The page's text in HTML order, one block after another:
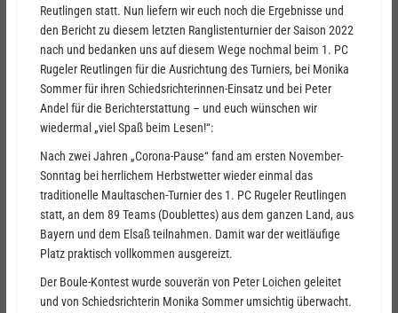
Reutlingen statt. Nun liefern wir euch noch die Ergebnisse und
den Bericht zu diesem letzten Ranglistenturnier der Saison 2022
nach und bedanken uns auf diesem Wege nochmal beim 1. PC
Rugeler Reutlingen für die Ausrichtung des Turniers, bei Monika
Sommer für ihren Schiedsrichterinnen-Einsatz und bei Peter
Andel für die Berichterstattung – und euch wünschen wir
wiedermal „viel Spaß beim Lesen!“:
Nach zwei Jahren „Corona-Pause“ fand am ersten November-
Sonntag bei herrlichem Herbstwetter wieder einmal das
traditionelle Maultaschen-Turnier des 1. PC Rugeler Reutlingen
statt, an dem 89 Teams (Doublettes) aus dem ganzen Land, aus
Bayern und dem Elsaß teilnahmen. Damit war der weitläufige
Platz praktisch vollkommen ausgereizt.
Der Boule-Kontest wurde souverän von Peter Loichen geleitet
und von Schiedsrichterin Monika Sommer umsichtig überwacht.